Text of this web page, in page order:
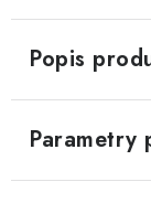
Popis
Parametry